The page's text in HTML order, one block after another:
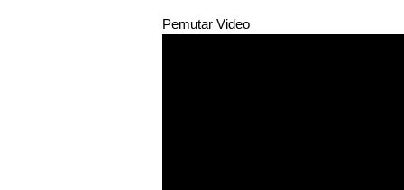
Pemutar Video